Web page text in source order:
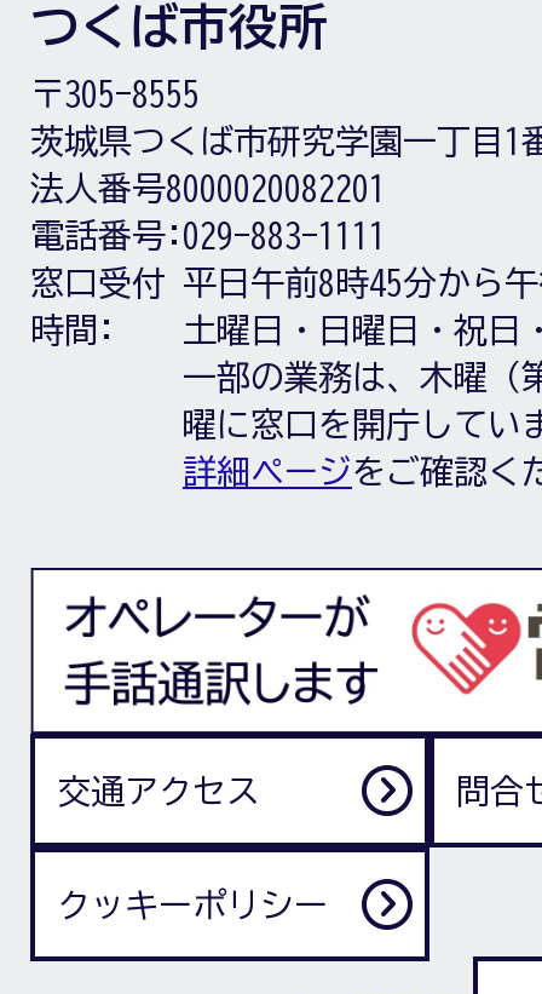
つくば市役所
〒305-8555
茨城県つくば市研究学園一丁目1
法人番号8000020082201
電話番号: 029-883-1111
窓口受付
時間:
平日午前8時45分から
土曜日・日曜日・祝日
一部の業務は、木曜（
曜に窓口を開庁してい
詳細ページをご確認く
交通アクセス 問合
クッキーポリシー